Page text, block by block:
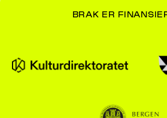
BRAK ER